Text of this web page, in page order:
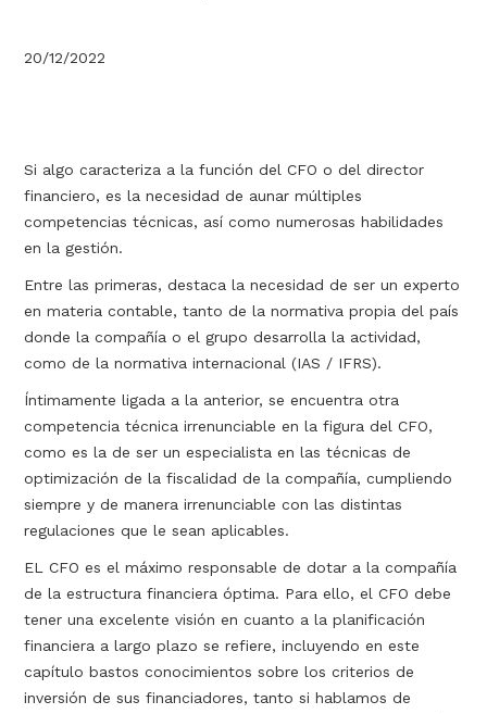
20/12/2022
Si algo caracteriza a la función del CFO o del director
financiero, es la necesidad de aunar múltiples
competencias técnicas, así como numerosas habilidades
en la gestión.
Entre las primeras, destaca la necesidad de ser un experto
en materia contable, tanto de la normativa propia del país
donde la compañía o el grupo desarrolla la actividad,
como de la normativa internacional (IAS / IFRS).
Íntimamente ligada a la anterior, se encuentra otra
competencia técnica irrenunciable en la figura del CFO,
como es la de ser un especialista en las técnicas de
optimización de la fiscalidad de la compañía, cumpliendo
siempre y de manera irrenunciable con las distintas
regulaciones que le sean aplicables.
EL CFO es el máximo responsable de dotar a la compañía
de la estructura financiera óptima. Para ello, el CFO debe
tener una excelente visión en cuanto a la planificación
financiera a largo plazo se refiere, incluyendo en este
capítulo bastos conocimientos sobre los criterios de
inversión de sus financiadores, tanto si hablamos de